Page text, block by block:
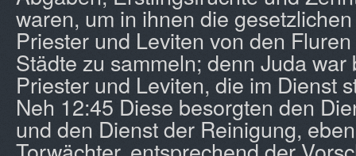
waren, um in ihnen die
Priester und Leviten von den
Städte zu sammeln; denn Juda
Priester und Leviten, die im Dienst
Neh 12:45 Diese besorgten den
und den Dienst der Reinigung,